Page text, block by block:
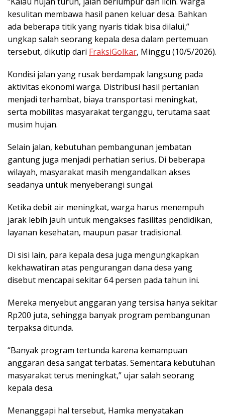
kesulitan membawa hasil panen keluar desa. Bahkan
ada beberapa titik yang nyaris tidak bisa dilalui,”
ungkap salah seorang kepala desa dalam pertemuan
tersebut, dikutip dari FraksiGolkar, Minggu (10/5/2026).
Kondisi jalan yang rusak berdampak langsung pada
aktivitas ekonomi warga. Distribusi hasil pertanian
menjadi terhambat, biaya transportasi meningkat,
serta mobilitas masyarakat terganggu, terutama saat
musim hujan.
Selain jalan, kebutuhan pembangunan jembatan
gantung juga menjadi perhatian serius. Di beberapa
wilayah, masyarakat masih mengandalkan akses
seadanya untuk menyeberangi sungai.
Ketika debit air meningkat, warga harus menempuh
jarak lebih jauh untuk mengakses fasilitas pendidikan,
layanan kesehatan, maupun pasar tradisional.
Di sisi lain, para kepala desa juga mengungkapkan
kekhawatiran atas pengurangan dana desa yang
disebut mencapai sekitar 64 persen pada tahun ini.
Mereka menyebut anggaran yang tersisa hanya sekitar
Rp200 juta, sehingga banyak program pembangunan
terpaksa ditunda.
“Banyak program tertunda karena kemampuan
anggaran desa sangat terbatas. Sementara kebutuhan
masyarakat terus meningkat,” ujar salah seorang
kepala desa.
Menanggapi hal tersebut, Hamka menyatakan